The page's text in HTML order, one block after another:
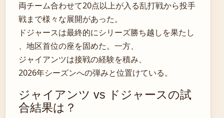
両チーム合わせて20点以上が入る乱打戦から投手
戦まで様々な展開があった。
ドジャースは最終的にシリーズ勝ち越しを果たし
、地区首位の座を固めた。一方、
ジャイアンツは接戦の経験を積み、
2026年シーズンへの弾みと位置けている。
ジャイアンツ vs ドジャースの試
合結果は？